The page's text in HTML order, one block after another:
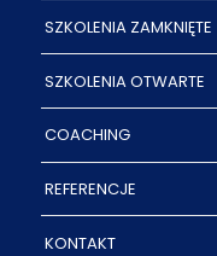
SZKOLENIA ZAMKNIĘTE
SZKOLENIA OTWARTE
COACHING
REFERENCJE
KONTAKT